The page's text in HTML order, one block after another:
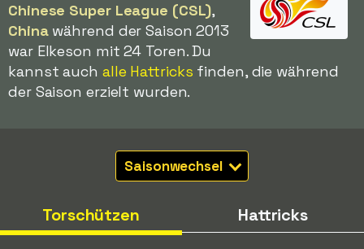
Chinese Super League (CSL),
Chinawährend der Saison 2013
war Elkeson mit 24 Toren. Du
kannst auch alle Hattricks finden, die während
der Saison erzielt wurden.
Saisonwechsel
Torschützen Hattricks